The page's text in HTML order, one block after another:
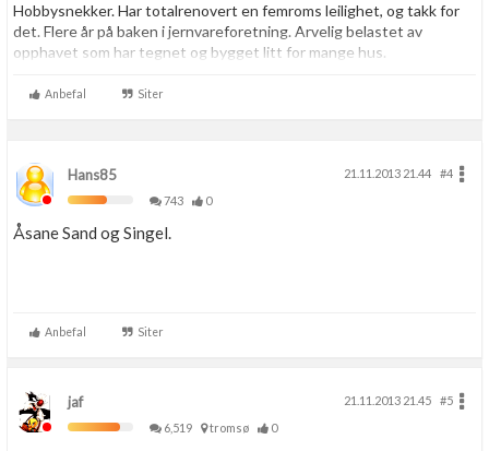
Hobbysnekker. Har totalrenovert en femroms leilighet, og takk for
det. Flere år på baken i jernvareforetning. Arvelig belastet av
opphavet som har tegnet og bygget litt for mange hus.
Forakter få, men folk som pynter huset sitt med blinkende juletrelys
Anbefal Siter
Hans85 21.11.2013 21.44
#4
743
0
Åsane Sand og Singel.
Anbefal Siter
jaf 21.11.2013 21.45
#5
6,519
tromsø 0